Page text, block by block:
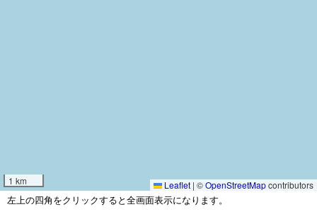
1 km Leaflet | ©OpenStreetMapcontributors
左上の四角をクリックすると全画面表示になります。